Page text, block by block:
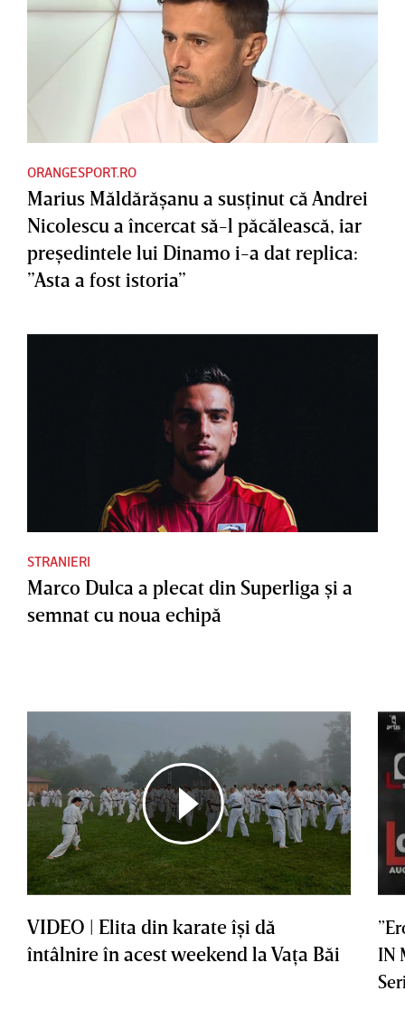
ORANGESPORT.RO
Marius Măldărăşanu a susţinut că Andrei
Nicolescu a încercat să-l păcălească, iar
preşedintele lui Dinamo i-a dat replica:
”Asta a fost istoria”
STRANIERI
Marco Dulca a plecat din Superliga şi a
semnat cu noua echipă
VIDEO | Elita din karate îşi dă
întâlnire în acest weekend la Vaţa Băi
IN